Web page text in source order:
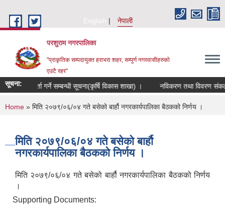
English
नेपाली
परशुराम नगरपालिका
"प्राकृतिक सम्पदायुक्त हराभरा शहर, सम्पुर्ण नगरवासीहरुकाे
एउटै रहर"
सूचना:
समूह दर्ता गर्ने सम्बन्धी सूचना(कृर्षि विकास शाखा) । नविकरण तथा विवरण
You are here
Home » मिति २०७९/०६/०४ गते बसेको बार्हौ नगरकार्यपालिका बैठकको निर्णय ।
मिति २०७९/०६/०४ गते बसेको बार्हौ
नगरकार्यपालिका बैठकको निर्णय ।
मिति २०७९/०६/०४ गते बसेको बार्हौ नगरकार्यपालिका बैठकको निर्णय
।
Supporting Documents: